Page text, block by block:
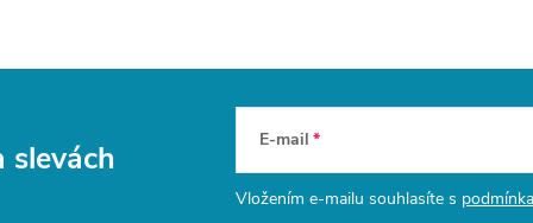
slevách E-mail
Vložením e-mailu souhlasíte s